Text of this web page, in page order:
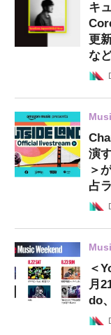
キ
更
な
演
＞
占
＜
月
do